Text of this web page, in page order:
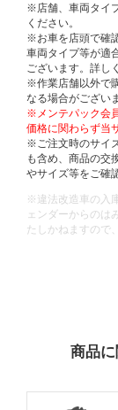
※店舗、車両タイ
ください。
※お車を店頭で確
車両タイプ等が適
ございます。詳し
※作業店舗以外で
なる場合がござい
※メンテパック会
価格に関わらず当
※ご注文時のサイ
も含め、商品の交
やサイズ等をご確
※違法改造車の入
ェンダーからのは
たしかねますので
商品